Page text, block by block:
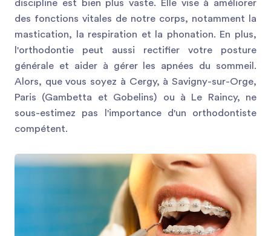
discipline est bien plus vaste. Elle vise à améliorer
des fonctions vitales de notre corps, notamment la
mastication, la respiration et la phonation. En plus,
l'orthodontie peut aussi rectifier votre posture
générale et aider à gérer les apnées du sommeil.
Alors, que vous soyez à Cergy, à Savigny-sur-Orge,
Paris (Gambetta et Gobelins) ou à Le Raincy, ne
sous-estimez pas l'importance d'un orthodontiste
compétent.